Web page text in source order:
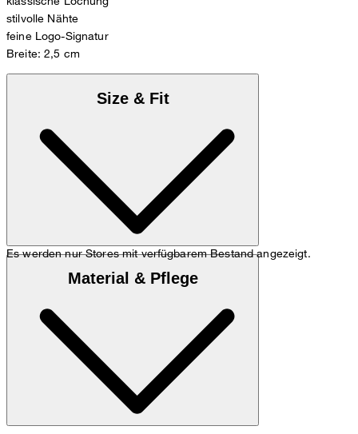
Es werden nur Stores mit verfügbarem Bestand angezeigt.
stilvolle Nähte
feine Logo-Signatur
Breite: 2,5 cm
Size & Fit
Material & Pflege